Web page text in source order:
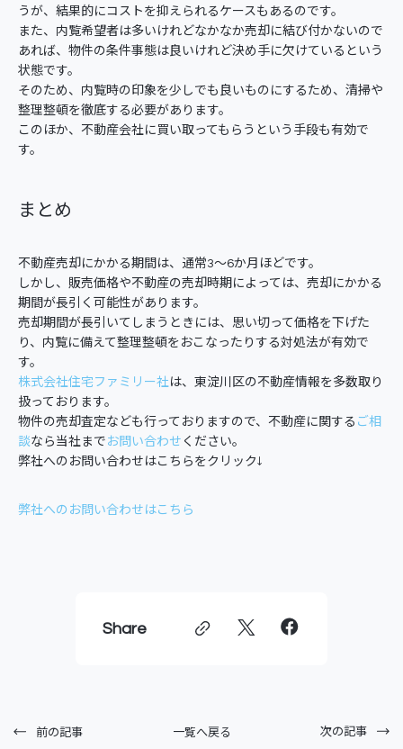
うが、結果的にコストを抑えられるケースもあるのです。
また、内覧希望者は多いけれどなかなか売却に結び付かないので
あれば、物件の条件事態は良いけれど決め手に欠けているという
状態です。
そのため、内覧時の印象を少しでも良いものにするため、清掃や
整理整頓を徹底する必要があります。
このほか、不動産会社に買い取ってもらうという手段も有効で
す。
まとめ
不動産売却にかかる期間は、通常3～6か月ほどです。
しかし、販売価格や不動産の売却時期によっては、売却にかかる
期間が長引く可能性があります。
売却期間が長引いてしまうときには、思い切って価格を下げた
り、内覧に備えて整理整頓をおこなったりする対処法が有効で
す。
株式会社住宅ファミリー社は、東淀川区の不動産情報を多数取り
扱っております。
物件の売却査定なども行っておりますので、不動産に関する ご相
談なら当社まで お問い合わせ ください。
弊社へのお問い合わせはこちらをクリック↓
弊社へのお問い合わせはこちら
Share
前の記事 一覧へ戻る 次の記事